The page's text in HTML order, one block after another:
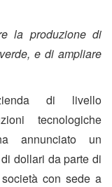
la produzione di
e di ampliare
di livello
tecnologiche
annunciato un
dollari da parte di
con sede a